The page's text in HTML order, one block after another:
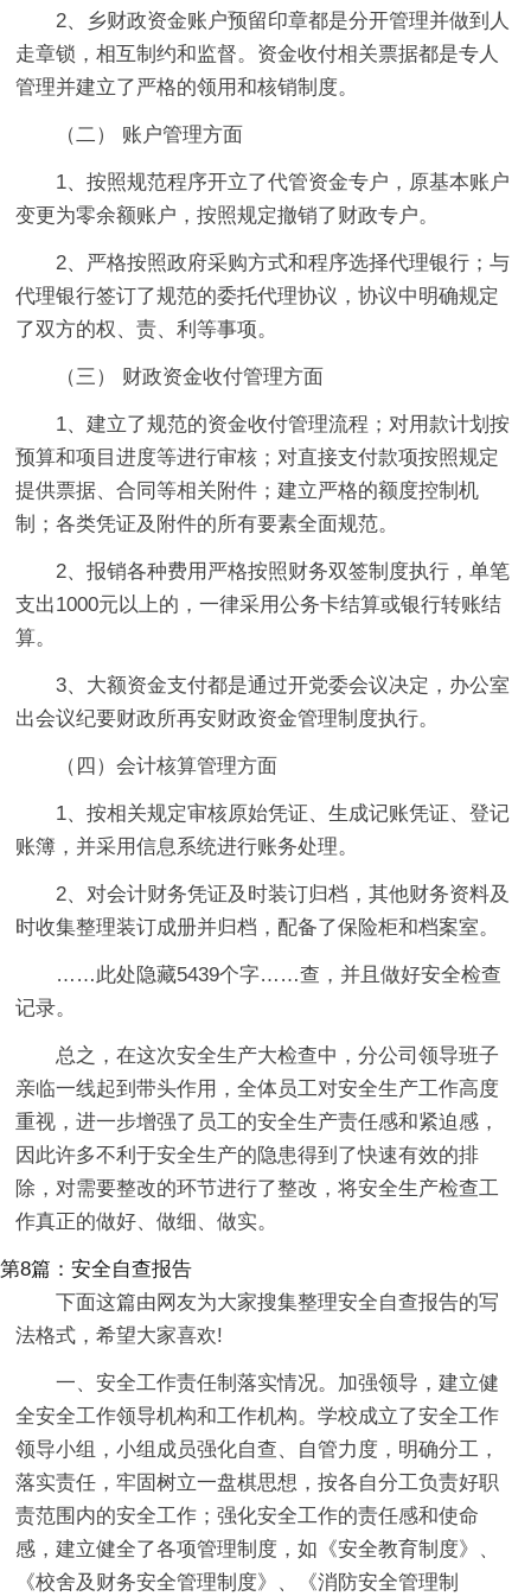
2、乡财政资金账户预留印章都是分开管理并做到人
走章锁，相互制约和监督。资金收付相关票据都是专人
管理并建立了严格的领用和核销制度。
（二） 账户管理方面
1、按照规范程序开立了代管资金专户，原基本账户
变更为零余额账户，按照规定撤销了财政专户。
2、严格按照政府采购方式和程序选择代理银行；与
代理银行签订了规范的委托代理协议，协议中明确规定
了双方的权、责、利等事项。
（三） 财政资金收付管理方面
1、建立了规范的资金收付管理流程；对用款计划按
预算和项目进度等进行审核；对直接支付款项按照规定
提供票据、合同等相关附件；建立严格的额度控制机
制；各类凭证及附件的所有要素全面规范。
2、报销各种费用严格按照财务双签制度执行，单笔
支出1000元以上的，一律采用公务卡结算或银行转账结
算。
3、大额资金支付都是通过开党委会议决定，办公室
出会议纪要财政所再安财政资金管理制度执行。
（四）会计核算管理方面
1、按相关规定审核原始凭证、生成记账凭证、登记
账簿，并采用信息系统进行账务处理。
2、对会计财务凭证及时装订归档，其他财务资料及
时收集整理装订成册并归档，配备了保险柜和档案室。
……此处隐藏5439个字……查，并且做好安全检查
记录。
总之，在这次安全生产大检查中，分公司领导班子
亲临一线起到带头作用，全体员工对安全生产工作高度
重视，进一步增强了员工的安全生产责任感和紧迫感，
因此许多不利于安全生产的隐患得到了快速有效的排
除，对需要整改的环节进行了整改，将安全生产检查工
作真正的做好、做细、做实。
第8篇：安全自查报告
下面这篇由网友为大家搜集整理安全自查报告的写
法格式，希望大家喜欢!
一、安全工作责任制落实情况。加强领导，建立健
全安全工作领导机构和工作机构。学校成立了安全工作
领导小组，小组成员强化自查、自管力度，明确分工，
落实责任，牢固树立一盘棋思想，按各自分工负责好职
责范围内的安全工作；强化安全工作的责任感和使命
感，建立健全了各项管理制度，如《安全教育制度》、
《校舍及财务安全管理制度》、《消防安全管理制